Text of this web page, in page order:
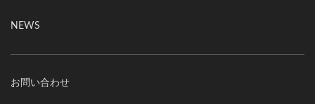
NEWS
お問い合わせ